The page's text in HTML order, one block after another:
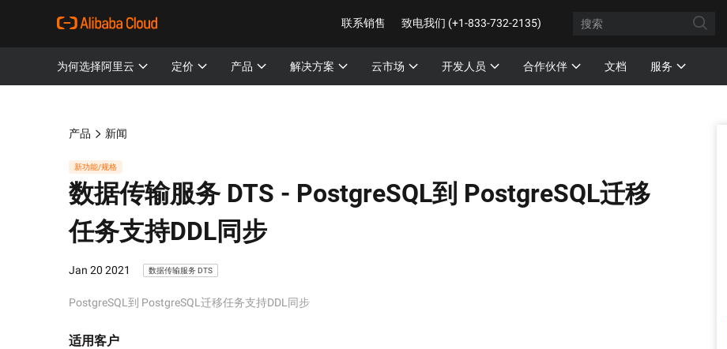
联系销售 致电我们 (+1-833-732-2135)
为何选择阿里云 定价 产品 解决方案 云市场 开发人员 合作伙伴 文档 服务
产品 新闻
新功能/规格
数据传输服务 DTS - PostgreSQL到 PostgreSQL迁移
任务支持DDL同步
Jan 20 2021 数据传输服务 DTS
PostgreSQL到 PostgreSQL迁移任务支持DDL同步
适用客户